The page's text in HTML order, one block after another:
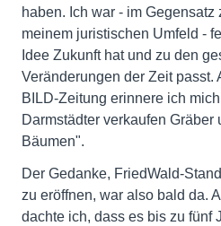
haben. Ich war - im
meinem juristischen Umfeld -
Idee Zukunft hat und zu den
Veränderungen der Zeit passt.
BILD-Zeitung erinnere ich
Darmstädter verkaufen Gräber
Bäumen".
Der Gedanke, FriedWald-
zu eröffnen, war also bald da.
dachte ich, dass es bis zu fünf